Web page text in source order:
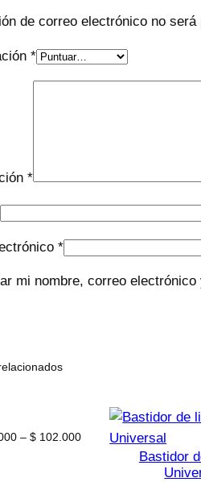
de correo electrónico no será
*
*
*
mi nombre, correo
– $102.000Price
Bastidor